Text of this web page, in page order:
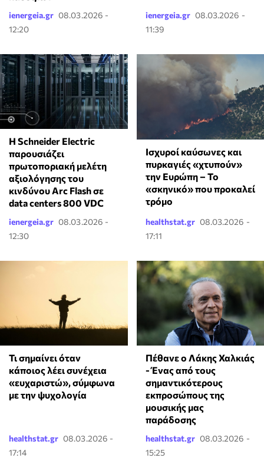
ienergeia.gr 08.03.2026 -
12:20
ienergeia.gr 08.03.2026 -
11:39
Η Schneider Electric
παρουσιάζει
πρωτοποριακή μελέτη
αξιολόγησης του
κινδύνου Arc Flash σε
data centers 800 VDC
ienergeia.gr 08.03.2026 -
12:30
Ισχυροί καύσωνες και
πυρκαγιές «χτυπούν»
την Ευρώπη – Το
«σκηνικό» που προκαλεί
τρόμο
healthstat.gr 08.03.2026 -
17:11
Τι σημαίνει όταν
κάποιος λέει συνέχεια
«ευχαριστώ», σύμφωνα
με την ψυχολογία
healthstat.gr 08.03.2026 -
17:14
Πέθανε ο Λάκης Χαλκιάς
- Ένας από τους
σημαντικότερους
εκπροσώπους της
μουσικής μας
παράδοσης
healthstat.gr 08.03.2026 -
15:25